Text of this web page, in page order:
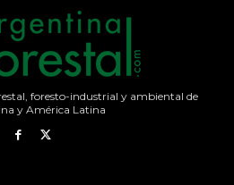
foresto-industrial y ambiental de
y América Latina